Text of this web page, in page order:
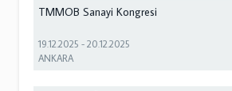
TMMOB Sanayi Kongresi
19.12.2025 -20.12.2025
ANKARA